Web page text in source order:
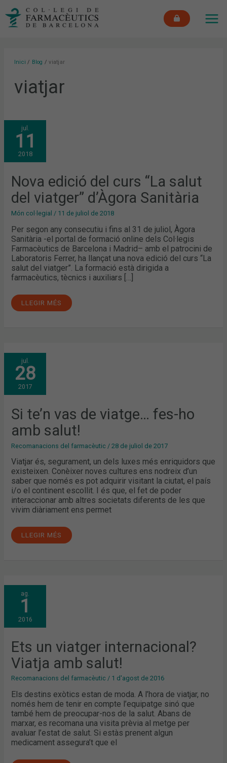
Inici Blog viatjar
viatjar
jul.
11
2018
Nova edició del curs “La salut
del viatger” d’Àgora Sanitària
Món col·legial / 11 de juliol de 2018
Per segon any consecutiu i fins al 31 de juliol, Àgora
Sanitària -el portal de formació online dels Col·legis
Farmacèutics de Barcelona i Madrid– amb el patrocini de
Laboratoris Ferrer, ha llançat una nova edició del curs “La
salut del viatger”. La formació està dirigida a
farmacèutics, tècnics i auxiliars […]
NOVA
EDICIÓ
DEL
“LA
SALUT
DEL
SANITÀRIA
LLEGIR MÉS
jul.
28
2017
Si te’n vas de viatge… fes-ho
amb salut!
Recomanacions del farmacèutic /28 de juliol de 2017
Viatjar és, segurament, un dels luxes més enriquidors que
existeixen. Conèixer noves cultures ens nodreix d’un
saber que només es pot adquirir visitant la ciutat, el país
i/o el continent escollit. I és que, el fet de poder
interaccionar amb altres societats diferents de les que
vivim diàriament ens permet
SI
TE’N
VAS
DE
VIATGE…
FES-
HO
SALUT!
LLEGIR MÉS
ag.
1
2016
Ets un viatger internacional?
Viatja amb salut!
Recomanacions del farmacèutic / 1 d'agost de 2016
Els destins exòtics estan de moda. A l’hora de viatjar, no
només hem de tenir en compte l’equipatge sinó que
també hem de preocupar-nos de la salut. Abans de
marxar, es recomana una visita prèvia al metge per
avaluar l’estat de salut. Si estàs prenent algun
medicament assegura’t que el
ETS
UN
VIATGER
VIATJA
AMB
SALUT!